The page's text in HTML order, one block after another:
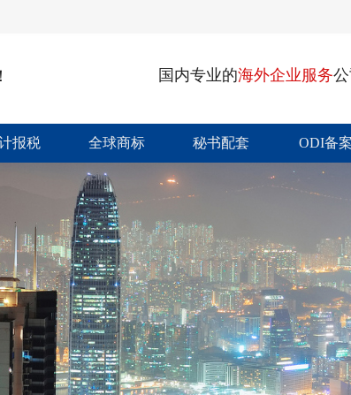
国内专业的海外企业服务公
报税 全球商标 秘书配套 ODI备案